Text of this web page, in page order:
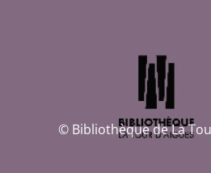
© Bibliothèque de La